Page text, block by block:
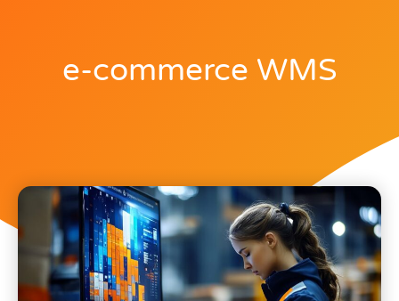
e-commerce WMS